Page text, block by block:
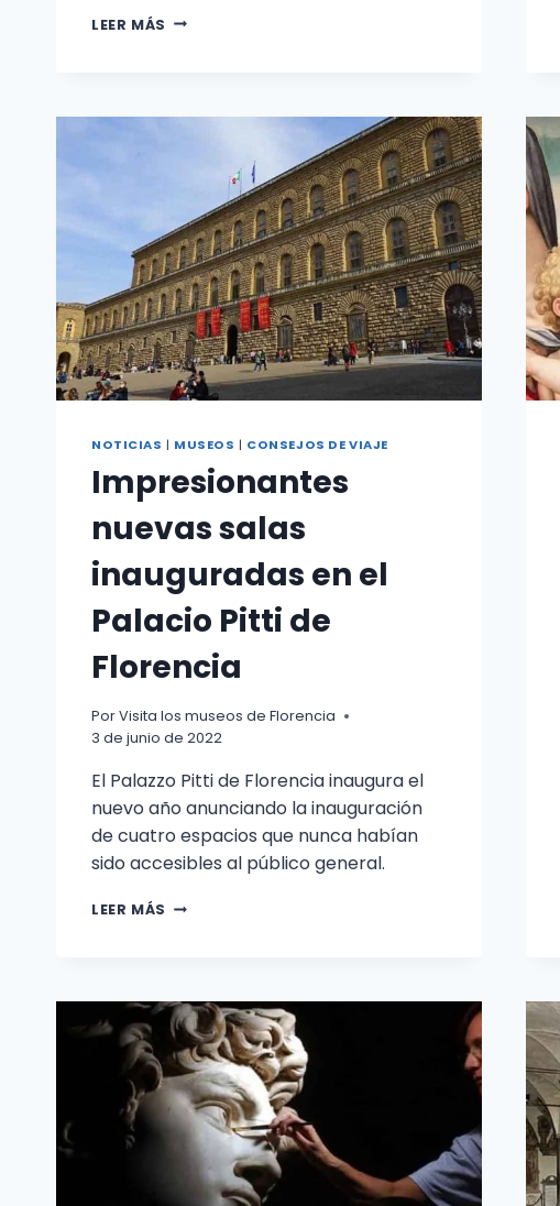
LEER MÁS LA
NOTICIAS | MUSEOS | CONSEJOS DE VIAJE
Impresionantes
nuevas salas
inauguradas en el
Palacio Pitti de
Florencia
PorVisita los museos de Florencia
3 de junio de 2022
El Palazzo Pitti de Florencia inaugura el
nuevo año anunciando la inauguración
de cuatro espacios que nunca habían
sido accesibles al público general.
LEER MÁS IMPRESIONANTES
EL
PALACIO
PITTI
DE
FLORENCIA